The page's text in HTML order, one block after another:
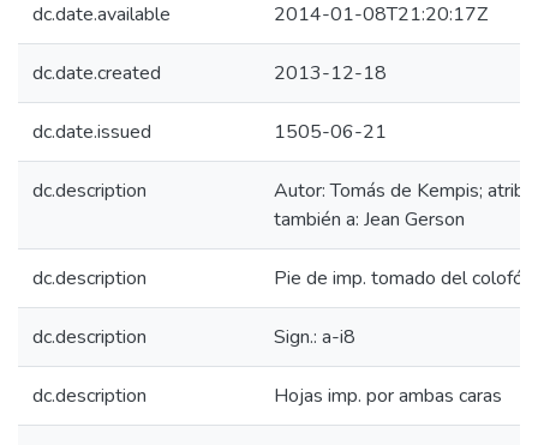
dc.date.available 2014-01-08T21:20:17Z
dc.date.created 2013-12-18
dc.date.issued 1505-06-21
dc.description
Autor: Tomás de Kempis;
también a: Jean Gerson
dc.description Pie de imp. tomado del
dc.description Sign.: a-i8
dc.description Hojas imp. por ambas caras